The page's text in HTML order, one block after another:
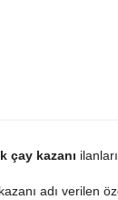
çay kazanı
adı verilen